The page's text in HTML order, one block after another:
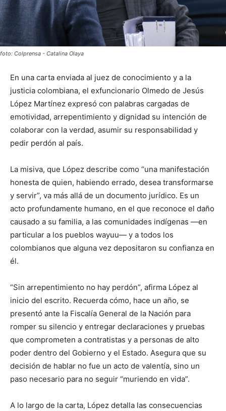
foto: Colprensa - Catalina Olaya
En una carta enviada al juez de conocimiento y a la
justicia colombiana, el exfuncionario Olmedo de Jesús
López Martínez expresó con palabras cargadas de
emotividad, arrepentimiento y dignidad su intención de
colaborar con la verdad, asumir su responsabilidad y
pedir perdón al país.
La misiva, que López describe como “una manifestación
honesta de quien, habiendo errado, desea transformarse
y servir”, va más allá de un documento jurídico. Es un
acto profundamente humano, en el que reconoce el daño
causado a su familia, a las comunidades indígenas —en
particular a los pueblos wayuu— y a todos los
colombianos que alguna vez depositaron su confianza en
él.
“Sin arrepentimiento no hay perdón”, afirma López al
inicio del escrito. Recuerda cómo, hace un año, se
presentó ante la Fiscalía General de la Nación para
romper su silencio y entregar declaraciones y pruebas
que comprometen a contratistas y a personas de alto
poder dentro del Gobierno y el Estado. Asegura que su
decisión de hablar no fue un acto de valentía, sino un
paso necesario para no seguir “muriendo en vida”.
A lo largo de la carta, López detalla las consecuencias